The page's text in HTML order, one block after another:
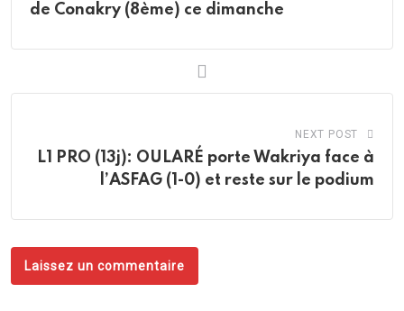
de Conakry (8ème) ce dimanche
NEXT POST
L1 PRO (13j): OULARÉ porte Wakriya face à
l’ASFAG (1-0) et reste sur le podium
Laissez un commentaire